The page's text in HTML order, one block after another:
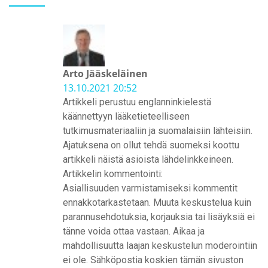
Arto Jääskeläinen
13.10.2021 20:52
Artikkeli perustuu englanninkielestä
käännettyyn lääketieteelliseen
tutkimusmateriaaliin ja suomalaisiin lähteisiin.
Ajatuksena on ollut tehdä suomeksi koottu
artikkeli näistä asioista lähdelinkkeineen.
Artikkelin kommentointi:
Asiallisuuden varmistamiseksi kommentit
ennakkotarkastetaan. Muuta keskustelua kuin
parannusehdotuksia, korjauksia tai lisäyksiä ei
tänne voida ottaa vastaan. Aikaa ja
mahdollisuutta laajan keskustelun moderointiin
ei ole. Sähköpostia koskien tämän sivuston